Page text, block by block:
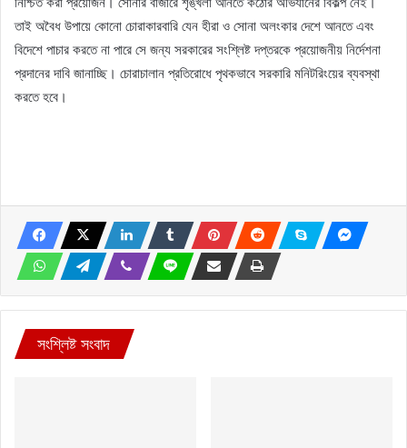
তাই অবৈধ উপায়ে কোনো চোরাকারবারি যেন হীরা ও সোনা অলংকার দেশে আনতে এবং
বিদেশে পাচার করতে না পারে সে জন্য সরকারের সংশ্লিষ্ট দপ্তরকে প্রয়োজনীয় নির্দেশনা
প্রদানের দাবি জানাচ্ছি। চোরাচালান প্রতিরোধে পৃথকভাবে সরকারি মনিটরিংয়ের ব্যবস্থা
করতে হবে।
সংশ্লিষ্ট সংবাদ